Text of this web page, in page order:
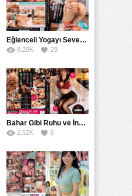
Eğlenceli Yogayı Seven Bir Kadınla Seks Deneyimi
8.29K 29
Bahar Gibi Ruhu ve İncelikle Doldurmak
2.52K 6